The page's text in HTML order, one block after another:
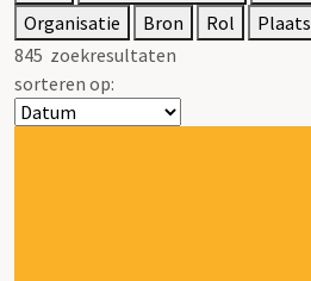
Organisatie
Bron Rol
Plaats
845 zoekresultaten
sorteren op: